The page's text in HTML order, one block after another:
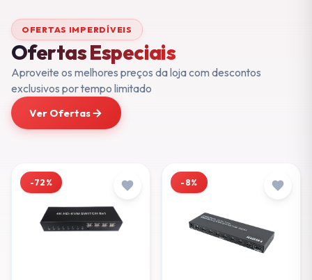
OFERTAS IMPERDÍVEIS
Ofertas Especiais
Aproveite os melhores preços da loja com descontos
exclusivos por tempo limitado
Ver Ofertas
-72% -8%